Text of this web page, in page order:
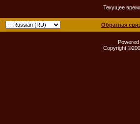
Текущее
Обратная
Copyright